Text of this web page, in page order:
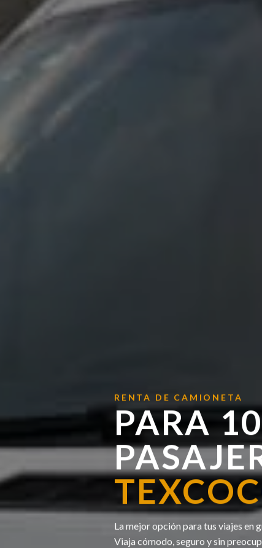
RENTA DE CAMIONETA
PARA 10
La mejor opción para tus viajes en
Viaja cómodo, seguro y sin